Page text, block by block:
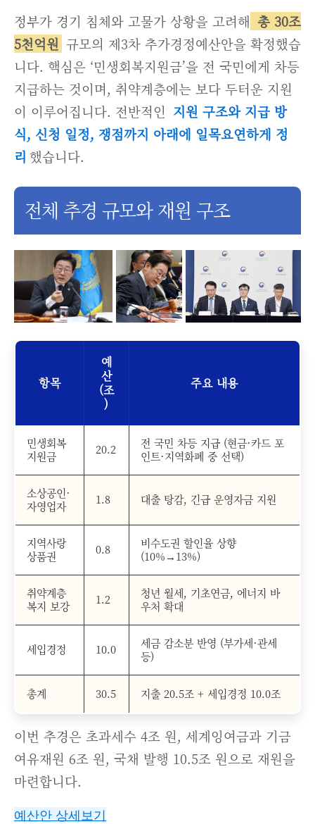
정부가 경기 침체와 고물가 상황을 고려해 총 30조
5천억원 규모의 제3차 추가경정예산안을 확정했습
니다. 핵심은 ‘민생회복지원금’을 전 국민에게 차등
지급하는 것이며, 취약계층에는 보다 두터운 지원
이 이루어집니다. 전반적인 지원 구조와 지급 방
식, 신청 일정, 쟁점까지 아래에 일목요연하게 정
리 했습니다.
전체 추경 규모와 재원 구조
항목
예
산
(조
)
주요 내용
민생회복
지원금
20.2
전 국민 차등 지급 (현금·카드 포
인트·지역화폐 중 선택)
소상공인·
자영업자
1.8 대출 탕감, 긴급 운영자금 지원
지역사랑
상품권
0.8
비수도권 할인율 상향
(10%→13%)
취약계층
복지 보강
1.2
청년 월세, 기초연금, 에너지 바
우처 확대
세입경정 10.0
세금 감소분 반영 (부가세·관세
등)
총계 30.5 지출 20.5조 + 세입경정 10.0조
이번 추경은 초과세수 4조 원, 세계잉여금과 기금
여유재원 6조 원, 국채 발행 10.5조 원으로 재원을
마련합니다.
예산안 상세보기